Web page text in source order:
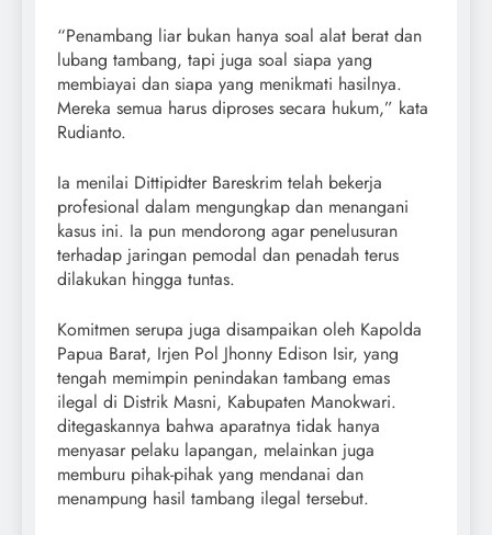
“Penambang liar bukan hanya soal alat berat dan
lubang tambang, tapi juga soal siapa yang
membiayai dan siapa yang menikmati hasilnya.
Mereka semua harus diproses secara hukum,” kata
Rudianto.
Ia menilai Dittipidter Bareskrim telah bekerja
profesional dalam mengungkap dan menangani
kasus ini. Ia pun mendorong agar penelusuran
terhadap jaringan pemodal dan penadah terus
dilakukan hingga tuntas.
Komitmen serupa juga disampaikan oleh Kapolda
Papua Barat, Irjen Pol Jhonny Edison Isir, yang
tengah memimpin penindakan tambang emas
ilegal di Distrik Masni, Kabupaten Manokwari.
ditegaskannya bahwa aparatnya tidak hanya
menyasar pelaku lapangan, melainkan juga
memburu pihak-pihak yang mendanai dan
menampung hasil tambang ilegal tersebut.